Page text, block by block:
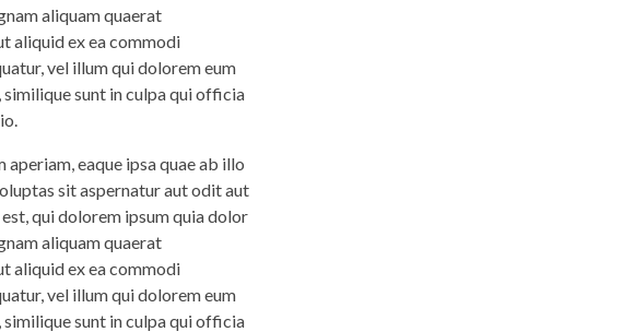
aliquam quaerat
aliquid ex ea commodi
vel illum qui dolorem eum
sunt in culpa qui officia
eaque ipsa quae ab illo
sit aspernatur aut odit aut
qui dolorem ipsum quia dolor
aliquam quaerat
aliquid ex ea commodi
vel illum qui dolorem eum
sunt in culpa qui officia